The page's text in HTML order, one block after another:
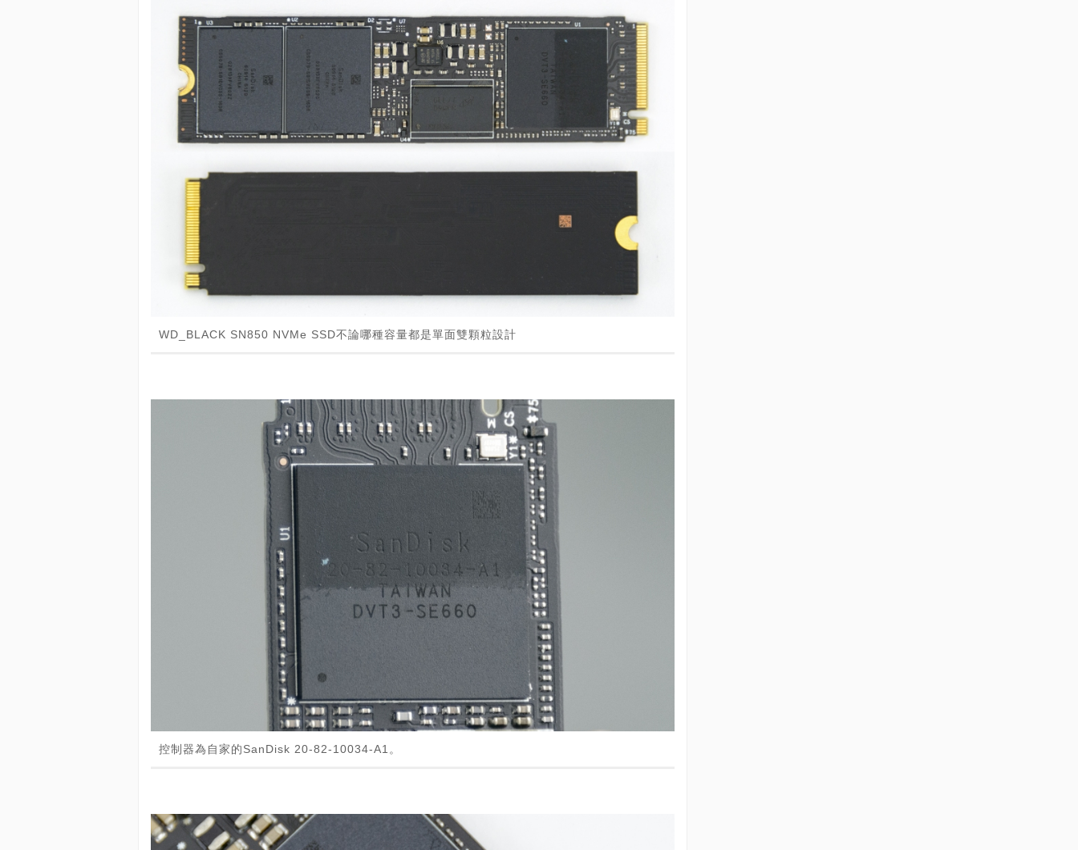
WD_BLACK SN850 NVMe SSD不論哪種容量都是單面雙顆粒設計
控制器為自家的SanDisk 20-82-10034-A1。